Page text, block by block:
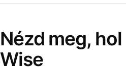
Nézd meg,
Wise